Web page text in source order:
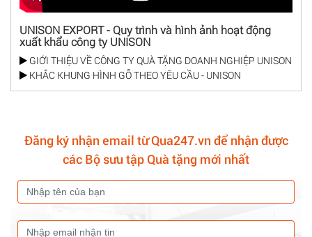
UNISON EXPORT - Quy trình và hình ảnh hoạt động
xuất khẩu công ty UNISON
GIỚI THIỆU VỀ CÔNG TY QUÀ TẶNG DOANH NGHIỆP UNISON
KHẮC KHUNG HÌNH GỖ THEO YÊU CẦU - UNISON
Đăng ký nhận email từ Qua247.vn để nhận được
các Bộ sưu tập Quà tặng mới nhất